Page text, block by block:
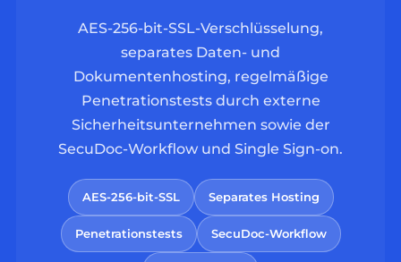
AES-256-bit-SSL-Verschlüsselung,
separates Daten- und
Dokumentenhosting, regelmäßige
Penetrationstests durch externe
Sicherheitsunternehmen sowie der
SecuDoc-Workflow und Single Sign-on.
AES-256-bit-SSL Separates Hosting
Penetrationstests SecuDoc-Workflow